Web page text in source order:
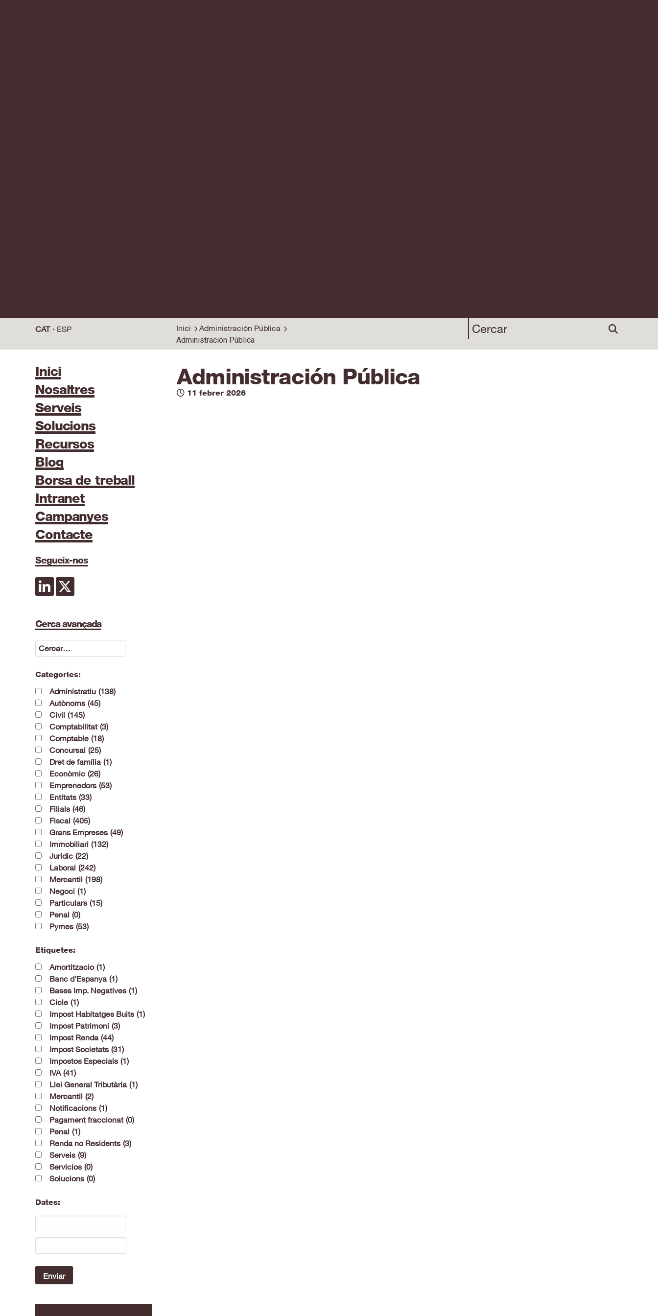
CAT ESP Inici Administración Pública
Administración Pública
Inici
Nosaltres
Serveis
Solucions
Recursos
Blog
Borsa de treball
Intranet
Campanyes
Contacte
Segueix-nos
Cerca avançada
Categories:
Administratiu (138)
Autònoms (45)
Civil (145)
Comptabilitat (3)
Comptable (18)
Concursal (25)
Dret de família (1)
Econòmic (26)
Emprenedors (53)
Entitats (33)
Filials (46)
Fiscal (405)
Grans Empreses (49)
Immobiliari (132)
Jurídic (22)
Laboral (242)
Mercantil (198)
Negoci (1)
Particulars (15)
Penal (0)
Pymes (53)
Etiquetes:
Amortitzacio (1)
Banc d'Espanya (1)
Bases Imp. Negatives (1)
Cicle (1)
Impost Habitatges Buits (1)
Impost Patrimoni (3)
Impost Renda (44)
Impost Societats (31)
Impostos Especials (1)
IVA (41)
Llei General Tributària (1)
Mercantil (2)
Notificacions (1)
Pagament fraccionat (0)
Penal (1)
Renda no Residents (3)
Serveis (9)
Servicios (0)
Solucions (0)
Dates:
Administración Pública
11 febrer 2026